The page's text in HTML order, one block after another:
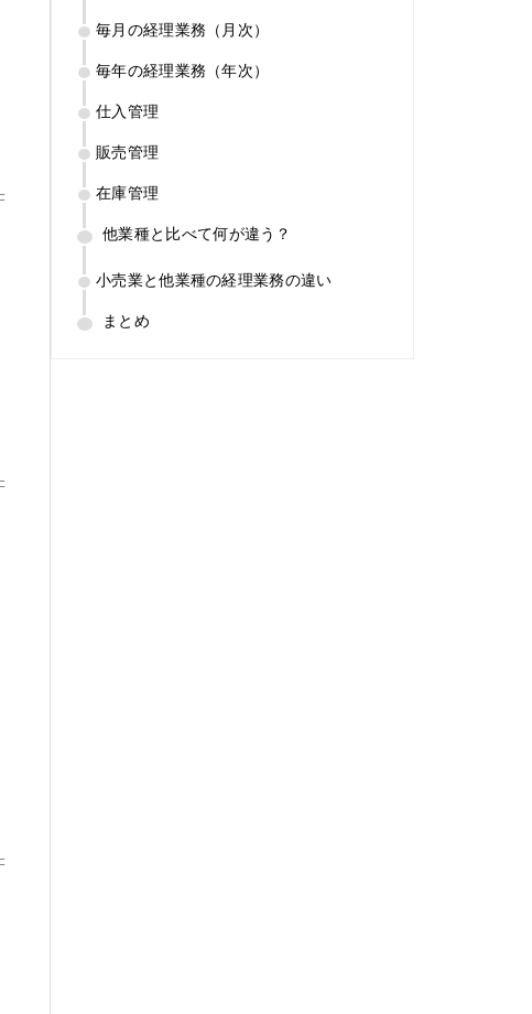
毎月の経理業務（月次）
毎年の経理業務（年次）
仕入管理
販売管理
在庫管理
他業種と比べて何が違う？
小売業と他業種の経理業務の違い
まとめ